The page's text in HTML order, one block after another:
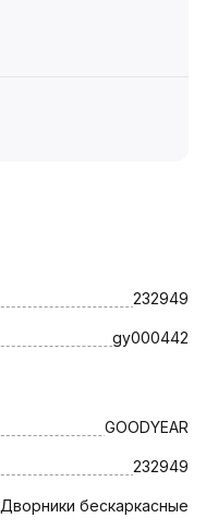
232949
gy000442
GOODYEAR
232949
Дворники бескаркасные